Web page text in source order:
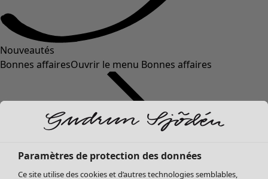
Nouveautés
Bonnes affairesOuvrir le menu Bonnes affaires
Paramètres de protection des données
Ce site utilise des cookies et d’autres technologies semblables,